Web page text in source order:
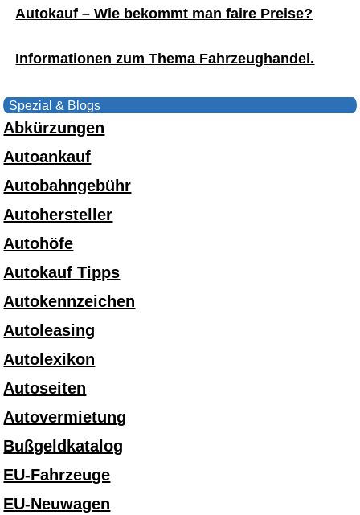
Autokauf – Wie bekommt man faire Preise?
Informationen zum Thema Fahrzeughandel.
Spezial & Blogs
Abkürzungen
Autoankauf
Autobahngebühr
Autohersteller
Autohöfe
Autokauf Tipps
Autokennzeichen
Autoleasing
Autolexikon
Autoseiten
Autovermietung
Bußgeldkatalog
EU-Fahrzeuge
EU-Neuwagen